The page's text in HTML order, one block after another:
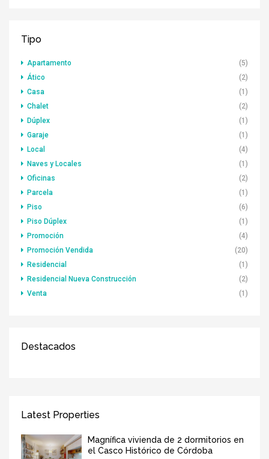
Tipo
Apartamento
(5)
Ático
(2)
Casa
(1)
Chalet
(2)
Dúplex
(1)
Garaje
(1)
Local
(4)
Naves y Locales
(1)
Oficinas
(2)
Parcela
(1)
Piso
(6)
Piso Dúplex
(1)
Promoción
(4)
Promoción Vendida
(20)
Residencial
(1)
Residencial Nueva Construcción
(2)
Venta
(1)
Destacados
Latest Properties
Magnífica vivienda de 2 dormitorios en
el Casco Histórico de Córdoba